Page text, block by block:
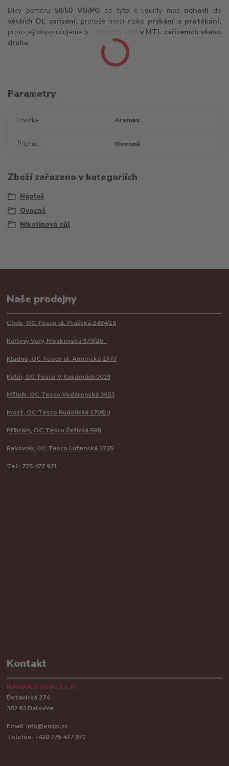
Díky poměru 50/50 VG/PG se tyto e-liquidy moc nehodí do
větších DL zařízení, protože hrozí riziko prskání a protékání,
proto jej doporučujeme pro
použití spíš v MTL zařízeních všeho
druhu.
Parametry
Značka Aramax
Příchuť Ovocná
Zboží zařazeno v kategoriích
Náplně
Ovocné
Nikotinová sůl
Naše prodejny
Cheb, OC Tesco ul. Pražská 2494/15
Karlovy Vary, Moskevská 979/26
Kladno, OC Tesco ul. Americká 2777
Kolín, OC Tesco V Kasárnách 1019
Mělník, OC Tesco Vodárenská 3653
Most, OC Tesco Rudolická 1706/4
Příbram, OC Tesco Žežická 598
Rakovník, OC Tesco Luženská 2725
Tel.: 775 477 971
Kontakt
NASIAKO spol. s.r.o.
Botanická 274
362 63 Dalovice
Email: info@enico.cz
Telefon: +420 775 477 971